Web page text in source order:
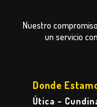
Nuestro
un servicio
Donde
Útica –